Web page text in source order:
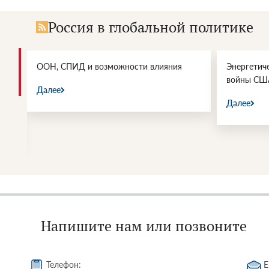
Россия в глобальной политике
ООН, СПИД и возможности влияния
Далее
войны
Далее
Напишите нам или позвоните
Телефон: